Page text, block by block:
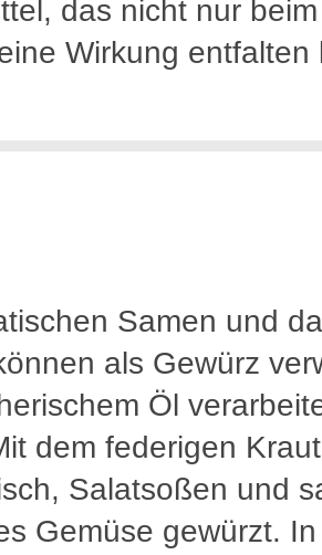
das nicht nur beim
Wirkung entfalten
Samen und
als Gewürz
Öl
dem federigen Kraut
Salatsoßen und
Gemüse gewürzt.